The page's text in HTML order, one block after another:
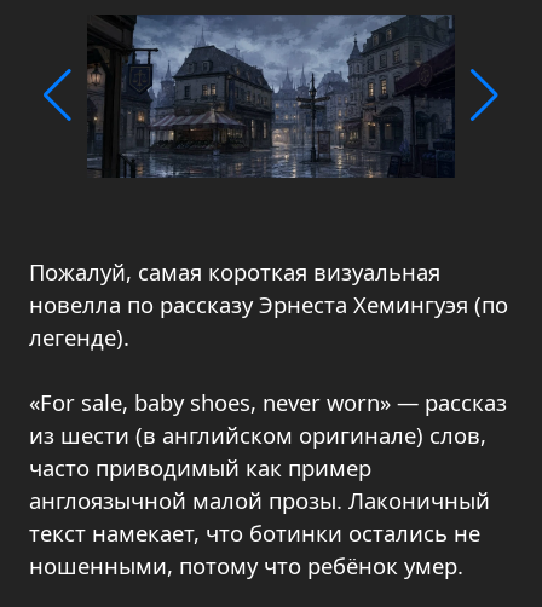
Пожалуй, самая короткая визуальная
новелла по рассказу Эрнеста Хемингуэя (по
легенде).
«For sale, baby shoes, never worn» — рассказ
из шести (в английском оригинале) слов,
часто приводимый как пример
англоязычной малой прозы. Лаконичный
текст намекает, что ботинки остались не
ношенными, потому что ребёнок умер.